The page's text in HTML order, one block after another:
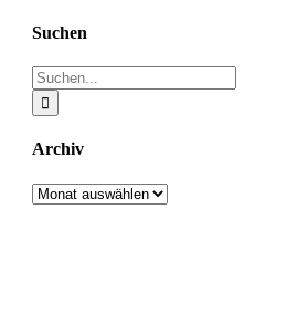
Suchen
Suche
nach:
Archiv
Archiv